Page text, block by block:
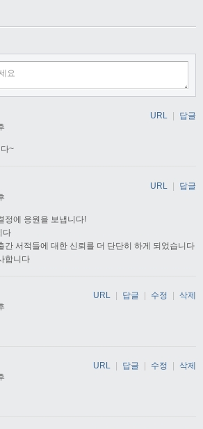
~
URL | 답글
정에 응원을 보냅니다!
다
간 서적들에 대한 신뢰를 더 단단히 하게 되었습니다
합니다
URL | 답글
URL 답글 수정 삭제
URL 답글 수정 삭제